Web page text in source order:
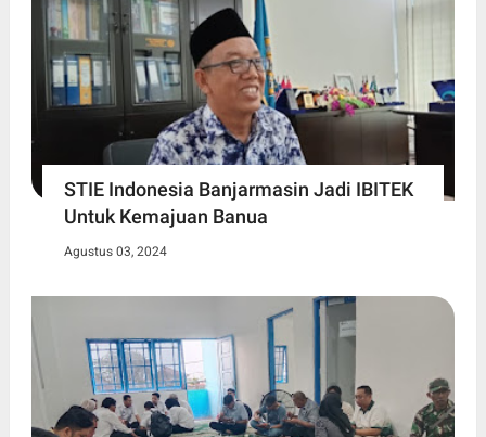
STIE Indonesia Banjarmasin Jadi IBITEK
Untuk Kemajuan Banua
Agustus 03, 2024